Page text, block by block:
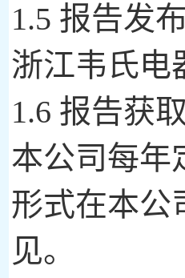
1.5 报告发
浙江韦氏电
1.6 报告获
本公司每年
形式在本公
见。